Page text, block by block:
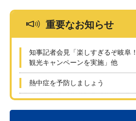
重要なお知らせ
知事記者会見「楽しすぎるぞ岐阜
観光キャンペーンを実施」他
熱中症を予防しましょう